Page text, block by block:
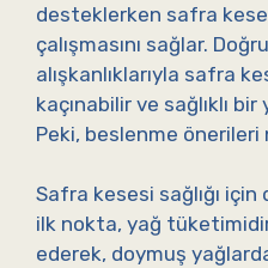
desteklerken safra
çalışmasını sağlar.
alışkanlıklarıyla safra
kaçınabilir ve sağlıklı
Peki, beslenme önerileri
Safra kesesi sağlığı
ilk nokta, yağ
ederek, doymuş